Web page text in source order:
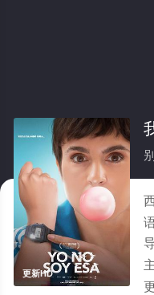
更新HD